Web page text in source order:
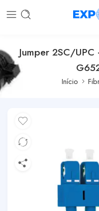
Jumper 2SC/
Início